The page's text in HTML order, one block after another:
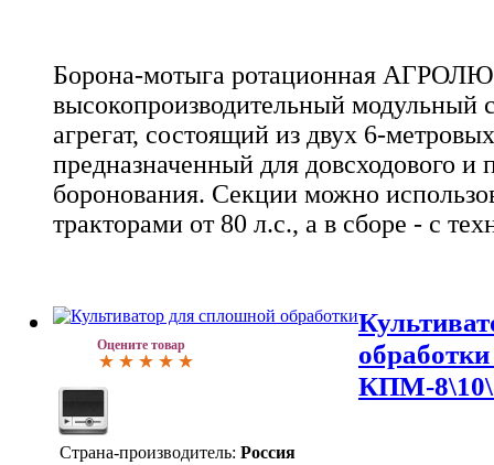
Борона-мотыга ротационная
высокопроизводительный модульный
агрегат, состоящий из двух 6-
предназначенный для довсходового и
боронования. Секции можно
тракторами от 80 л.с., а в сборе - с
Оцените товар
КПМ-
Страна-производитель: Россия